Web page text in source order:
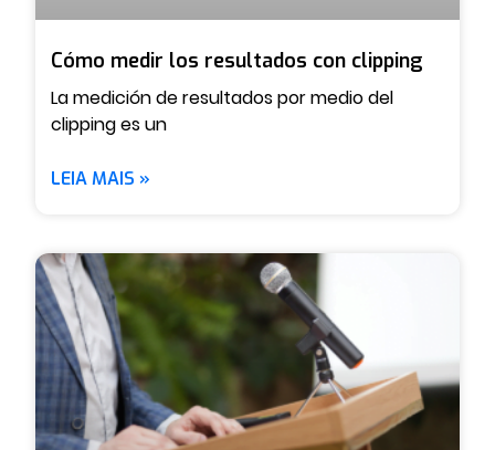
Cómo medir los resultados con clipping
La medición de resultados por medio del
clipping es un
LEIA MAIS »